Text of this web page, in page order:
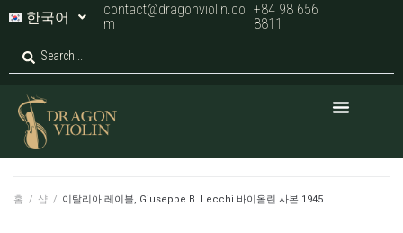
한국어
contact@dragonviolin.co
m
+84 98 656
8811
홈 / 샵 / 이탈리아 레이블, Giuseppe B. Lecchi 바이올린 사본 1945